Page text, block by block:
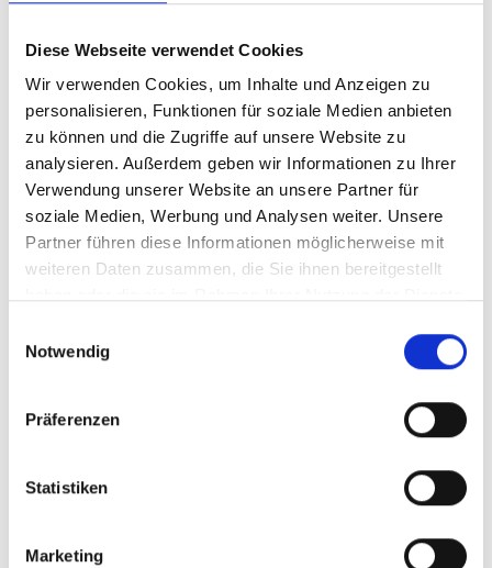
Diese Webseite verwendet Cookies
Wir verwenden Cookies, um Inhalte und Anzeigen zu
personalisieren, Funktionen für soziale Medien anbieten
zu können und die Zugriffe auf unsere Website zu
analysieren. Außerdem geben wir Informationen zu Ihrer
Verwendung unserer Website an unsere Partner für
soziale Medien, Werbung und Analysen weiter. Unsere
Partner führen diese Informationen möglicherweise mit
weiteren Daten zusammen, die Sie ihnen bereitgestellt
Notwendig
Präferenzen
Statistiken
Marketing
Bodenhülse Beach 83
Die 700 mm Bodenhülse wird 35 cm in ein
Fundament eingelassen. Die verbleibenden
35 cm werden von Außen bis zur roten
Regulärer Preis:
98,00 €